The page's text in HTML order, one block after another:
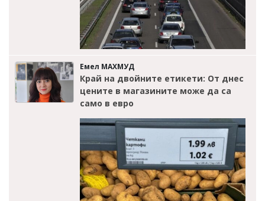
Емел МАХМУД
Край на двойните етикети: От днес
цените в магазините може да са
само в евро